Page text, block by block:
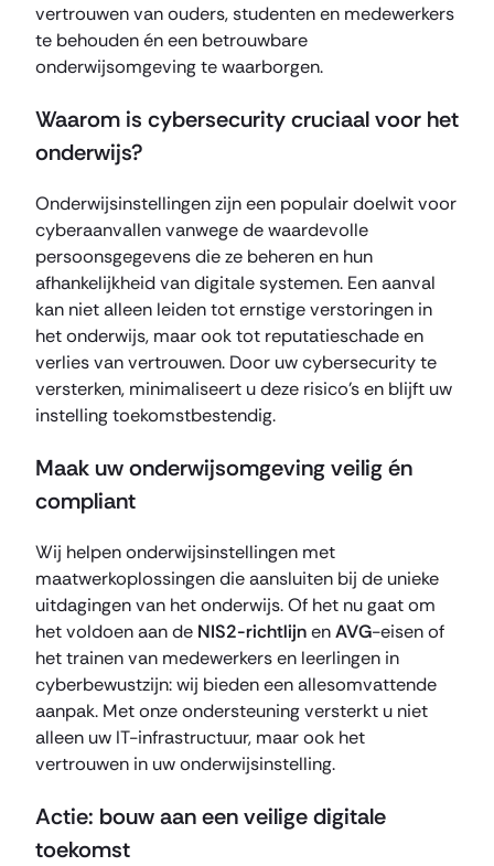
vertrouwen van ouders, studenten en medewerkers
te behouden én een betrouwbare
onderwijsomgeving te waarborgen.
Waarom is cybersecurity cruciaal voor het
onderwijs?
Onderwijsinstellingen zijn een populair doelwit voor
cyberaanvallen vanwege de waardevolle
persoonsgegevens die ze beheren en hun
afhankelijkheid van digitale systemen. Een aanval
kan niet alleen leiden tot ernstige verstoringen in
het onderwijs, maar ook tot reputatieschade en
verlies van vertrouwen. Door uw cybersecurity te
versterken, minimaliseert u deze risico’s en blijft uw
instelling toekomstbestendig.
Maak uw onderwijsomgeving veilig én
compliant
Wij helpen onderwijsinstellingen met
maatwerkoplossingen die aansluiten bij de unieke
uitdagingen van het onderwijs. Of het nu gaat om
het voldoen aan de NIS2-richtlijnenAVG-eisen of
het trainen van medewerkers en leerlingen in
cyberbewustzijn: wij bieden een allesomvattende
aanpak. Met onze ondersteuning versterkt u niet
alleen uw IT-infrastructuur, maar ook het
vertrouwen in uw onderwijsinstelling.
Actie: bouw aan een veilige digitale
toekomst